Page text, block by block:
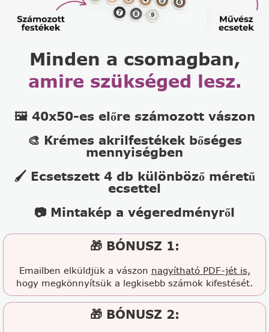
Minden a csomagban,
amire szükséged lesz.
🖼️ 40x50-es előre számozott vászon
🎨 Krémes akrilfestékek bőséges
mennyiségben
🖌️ Ecsetszett 4 db különböző méretű
ecsettel
📷 Mintakép a végeredményről
🎁 BÓNUSZ 1:
Emailben elküldjük a vászon nagyítható PDF-jét is,
hogy megkönnyítsük a legkisebb számok kifestését.
🎁 BÓNUSZ 2: